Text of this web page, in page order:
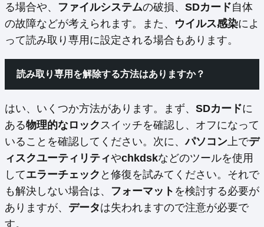
る場合や、 ファイルシステムの破損、 SDカード自体
の故障などが考えられます。また、 ウイルス感染によ
って読み取り専用に設定される場合もあります。
読み取り専用を解除する方法はありますか？
はい、いくつか方法があります。まず、 SDカードに
ある物理的なロック スイッチを確認し、オフになって
いることを確認してください。次に、パソコン 上でデ
ィスクユーティリティやchkdskなどのツールを使用
してエラーチェック と修復を試みてください。それで
も解決しない場合は、 フォーマット を検討する必要が
ありますが、 データは失われますので注意が必要で
す。